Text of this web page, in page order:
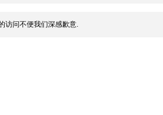
访问不便我们深感歉意.